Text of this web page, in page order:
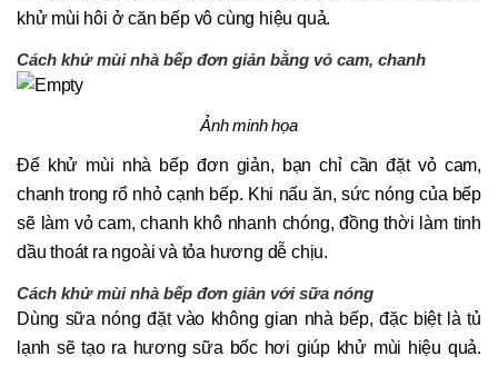
khử mùi hôi ở căn bếp vô cùng hiệu quả.
Cách khử mùi nhà bếp đơn giản bằng vỏ cam, chanh
Ảnh minh họa
Để khử mùi nhà bếp đơn giản, bạn chỉ cần đặt vỏ cam,
chanh trong rổ nhỏ cạnh bếp. Khi nấu ăn, sức nóng của bếp
sẽ làm vỏ cam, chanh khô nhanh chóng, đồng thời làm tinh
dầu thoát ra ngoài và tỏa hương dễ chịu.
Cách khử mùi nhà bếp đơn giản với sữa nóng
Dùng sữa nóng đặt vào không gian nhà bếp, đặc biệt là tủ
lạnh sẽ tạo ra hương sữa bốc hơi giúp khử mùi hiệu quả.